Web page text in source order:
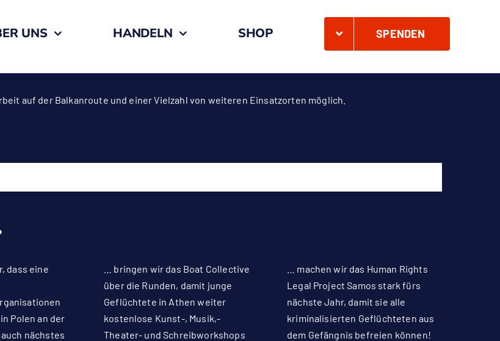
UNS HANDELN SHOP SPENDEN
auf der Balkanroute und einer Vielzahl von weiteren Einsatzorten möglich.
dass eine
Polen an der
nächstes
… bringen wir das Boat Collective
über die Runden, damit junge
Geflüchtete in Athen weiter
kostenlose Kunst-, Musik,-
Theater- und Schreibworkshops
… machen wir das Human Rights
Legal Project Samos stark fürs
nächste Jahr, damit sie alle
kriminalisierten Geflüchteten aus
dem Gefängnis befreien können!